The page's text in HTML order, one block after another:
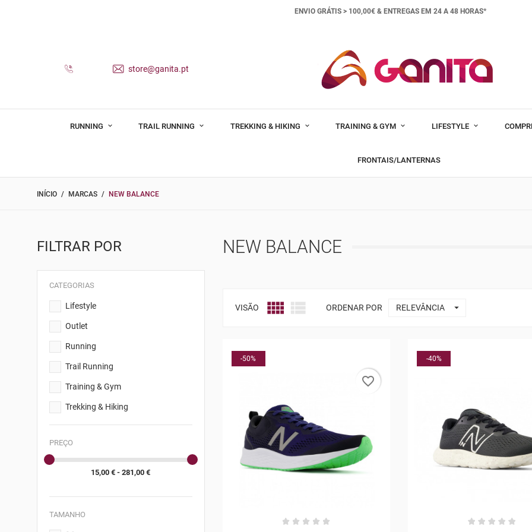
ENVIO GRÁTIS > 100,00€ & ENTREGAS EM 24 A 48 HORAS*
store@ganita.pt
RUNNING TRAIL RUNNING TREKKING & HIKING TRAINING & GYM LIFESTYLE
FRONTAIS/LANTERNAS
INÍCIO MARCAS NEW BALANCE
FILTRAR POR
CATEGORIAS
Lifestyle
Outlet
Running
Trail Running
Training & Gym
Trekking & Hiking
PREÇO
15,00 € - 281,00 €
TAMANHO
NEW BALANCE
VISÃO   ORDENAR POR RELEVÂNCIA 
-50%
favorite_border
-40%